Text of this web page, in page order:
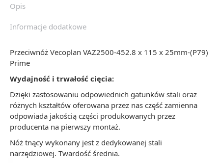
Opis
Informacje dodatkowe
Przeciwnóż Vecoplan VAZ2500-452.8 x 115 x 25mm-(P79)
Prime
Wydajność i trwałość cięcia:
Dzięki zastosowaniu odpowiednich gatunków stali oraz
różnych kształtów oferowana przez nas część zamienna
odpowiada jakością części produkowanych przez
producenta na pierwszy montaż.
Nóż tnący wykonany jest z dedykowanej stali
narzędziowej. Twardość średnia.